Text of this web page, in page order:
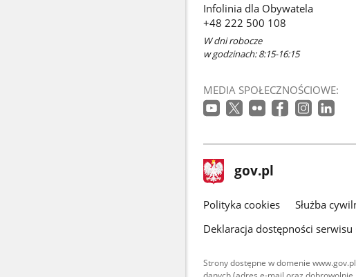
Infolinia dla Obywatela
+48 222 500 108
W dni robocze
w godzinach: 8:15-16:15
MEDIA SPOŁECZNOŚCIOWE:
stopka
gov.pl Strona
gov.pl
gov.pl
Polityka cookies Służba
Deklaracja dostępności serwisu
Strony dostępne w domenie